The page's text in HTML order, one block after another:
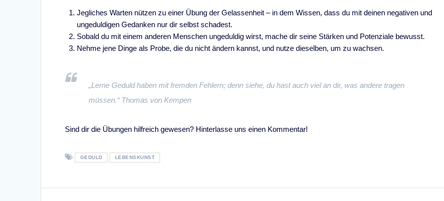
Jegliches Warten nützen zu einer Übung der Gelassenheit – in dem Wissen, dass du mit deinen negativen und
ungeduldigen Gedanken nur dir selbst schadest.
Sobald du mit einem anderen Menschen ungeduldig wirst, mache dir seine Stärken und Potenziale bewusst.
Nehme jene Dinge als Probe, die du nicht ändern kannst, und nutze dieselben, um zu wachsen.
„Lerne Geduld haben mit fremden Fehlern; denn siehe, du hast auch viel an dir, was andere tragen
müssen.“ Thomas von Kempen
Sind dir die Übungen hilfreich gewesen? Hinterlasse uns einen Kommentar!
GEDULD LEBENSKUNST